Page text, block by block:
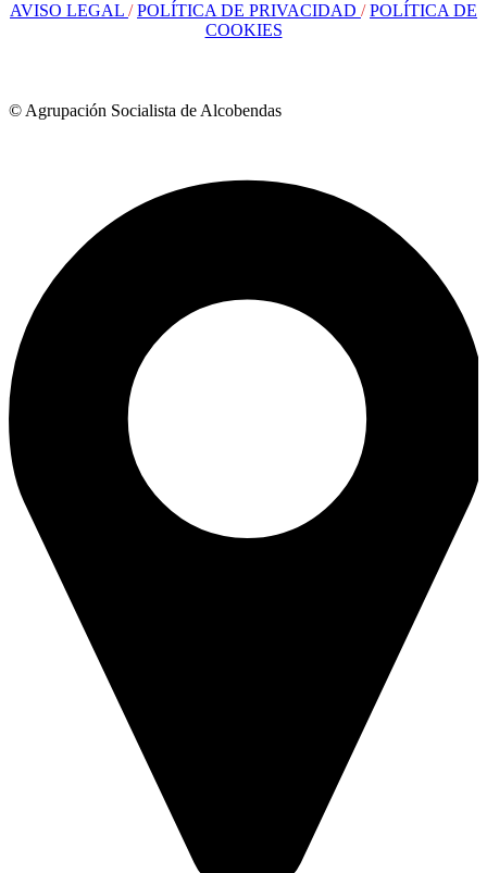
AVISO LEGAL /POLÍTICA DE PRIVACIDAD /POLÍTICA DE
COOKIES
© Agrupación Socialista de Alcobendas